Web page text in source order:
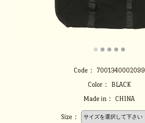
Code：
7001340002099
Color：
BLACK
Made in：
CHINA
Size：